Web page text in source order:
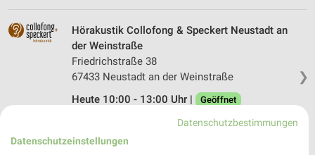
❯
Hörakustik Collofong & Speckert Neustadt an
der Weinstraße
Friedrichstraße 38
67433 Neustadt an der Weinstraße
Heute 10:00 - 13:00 Uhr |
Geöffnet
Datenschutzbestimmungen
Datenschutzeinstellungen